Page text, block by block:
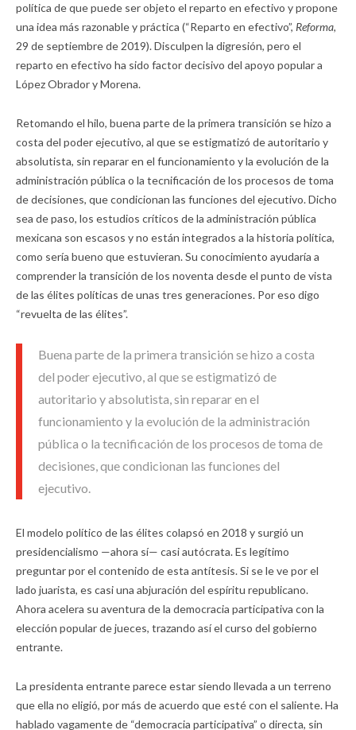
política de que puede ser objeto el reparto en efectivo y propone
una idea más razonable y práctica (“Reparto en efectivo”, Reforma,
29 de septiembre de 2019). Disculpen la digresión, pero el
reparto en efectivo ha sido factor decisivo del apoyo popular a
López Obrador y Morena.
Retomando el hilo, buena parte de la primera transición se hizo a
costa del poder ejecutivo, al que se estigmatizó de autoritario y
absolutista, sin reparar en el funcionamiento y la evolución de la
administración pública o la tecnificación de los procesos de toma
de decisiones, que condicionan las funciones del ejecutivo. Dicho
sea de paso, los estudios críticos de la administración pública
mexicana son escasos y no están integrados a la historia política,
como sería bueno que estuvieran. Su conocimiento ayudaría a
comprender la transición de los noventa desde el punto de vista
de las élites políticas de unas tres generaciones. Por eso digo
“revuelta de las élites”.
Buena parte de la primera transición se hizo a costa
del poder ejecutivo, al que se estigmatizó de
autoritario y absolutista, sin reparar en el
funcionamiento y la evolución de la administración
pública o la tecnificación de los procesos de toma de
decisiones, que condicionan las funciones del
ejecutivo.
El modelo político de las élites colapsó en 2018 y surgió un
presidencialismo —ahora sí— casi autócrata. Es legítimo
preguntar por el contenido de esta antítesis. Si se le ve por el
lado juarista, es casi una abjuración del espíritu republicano.
Ahora acelera su aventura de la democracia participativa con la
elección popular de jueces, trazando así el curso del gobierno
entrante.
La presidenta entrante parece estar siendo llevada a un terreno
que ella no eligió, por más de acuerdo que esté con el saliente. Ha
hablado vagamente de “democracia participativa” o directa, sin